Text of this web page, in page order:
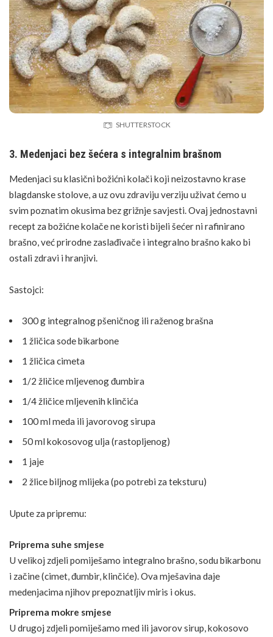
SHUTTERSTOCK
3. Medenjaci bez šećera s integralnim brašnom
Medenjaci su klasični božićni kolači koji neizostavno krase
blagdanske stolove, a uz ovu zdraviju verziju uživat ćemo u
svim poznatim okusima bez grižnje savjesti. Ovaj jednostavni
recept za božićne kolače ne koristi bijeli šećer ni rafinirano
brašno, već prirodne zaslađivače i integralno brašno kako bi
ostali zdravi i hranjivi.
Sastojci:
300 g integralnog pšeničnog ili raženog brašna
1 žličica sode bikarbone
1 žličica cimeta
1/2 žličice mljevenog đumbira
1/4 žličice mljevenih klinčića
100 ml meda ili javorovog sirupa
50 ml kokosovog ulja (rastopljenog)
1 jaje
2 žlice biljnog mlijeka (po potrebi za teksturu)
Upute za pripremu:
Priprema suhe smjese
U velikoj zdjeli pomiješamo integralno brašno, sodu bikarbonu
i začine (cimet, đumbir, klinčiće). Ova mješavina daje
medenjacima njihov prepoznatljiv miris i okus.
Priprema mokre smjese
U drugoj zdjeli pomiješamo med ili javorov sirup, kokosovo